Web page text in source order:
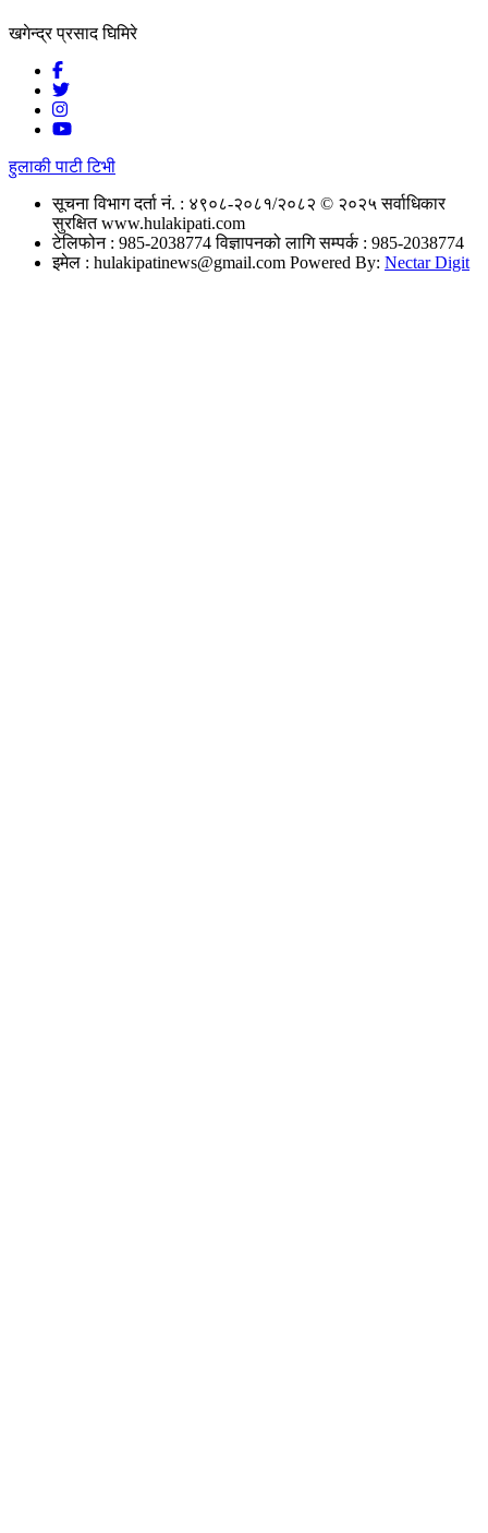
खगेन्द्र प्रसाद घिमिरे
हुलाकी पाटी टिभी
सूचना विभाग दर्ता नं. : ४९०८-२०८१/२०८२ © २०२५ सर्वाधिकार
सुरक्षित www.hulakipati.com
टेलिफोन : 985-2038774विज्ञापनको लागि सम्पर्क : 985-2038774
इमेल : hulakipatinews@gmail.com Powered By: Nectar Digit